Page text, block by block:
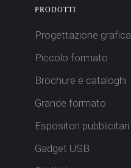
PRODOTTI
Progettazione grafica
Piccolo formato
Brochure e cataloghi
Grande formato
Espositori pubblicitari
Gadget USB